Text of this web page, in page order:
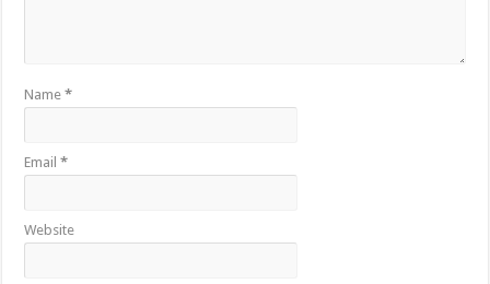
Name*
Email*
Website